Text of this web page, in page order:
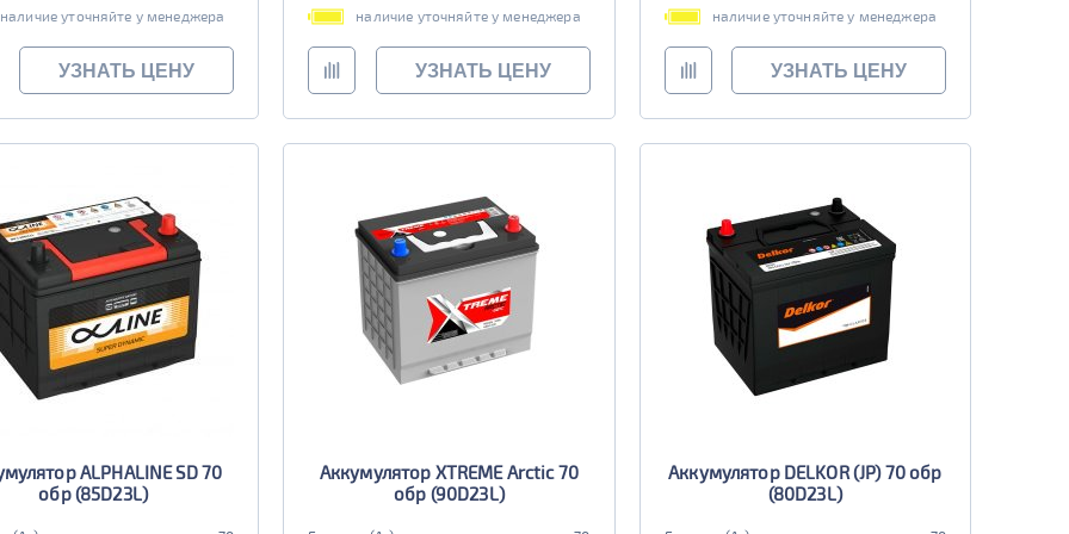
наличие уточняйте у менеджера
УЗНАТЬ ЦЕНУ
наличие уточняйте у менеджера
УЗНАТЬ ЦЕНУ
наличие уточняйте у менеджера
УЗНАТЬ ЦЕНУ
ALPHALINE SD 70
обр (85D23L)
Аккумулятор XTREME Arctic 70
обр (90D23L)
Аккумулятор DELKOR (JP) 70 обр
(80D23L)